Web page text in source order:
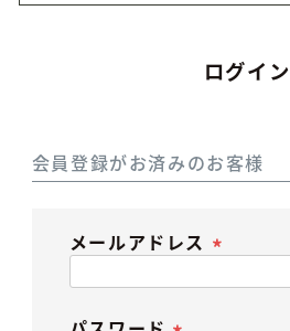
ログイン
会員登録がお済みのお客様
メールアドレス